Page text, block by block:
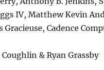
IV, Matthew Kevin
Gracieuse, Cadence
& Ryan Grassby